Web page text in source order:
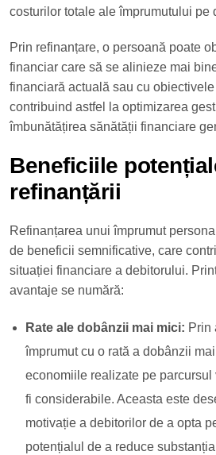
costurilor totale ale împrumutului pe
Prin refinanțare, o persoană poate
financiar care să se alinieze mai
financiară actuală sau cu
contribuind astfel la optimizarea
îmbunătățirea sănătății financiare
Beneficiile
refinanțării
Refinanțarea unui împrumut
de beneficii semnificative, care
situației financiare a debitorului.
avantaje se numără:
Rate ale dobânzii mai mici: Prin
împrumut cu o rată a dobânzii
economiile realizate pe
fi considerabile. Aceasta este
motivație a debitorilor de a opta
potențialul de a reduce